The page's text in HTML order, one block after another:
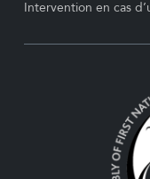
Intervention en cas